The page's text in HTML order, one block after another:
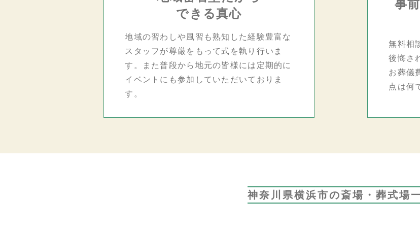
できる真心
地域の習わしや風習も熟知した経験豊富な
スタッフが尊厳をもって式を執り行いま
す。また普段から地元の皆様には定期的に
イベントにも参加していただいておりま
す。
事
無料相
後悔さ
お葬儀
点は何
神奈川県横浜市の斎場・葬式場